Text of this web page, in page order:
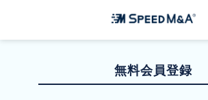
無料会員登録